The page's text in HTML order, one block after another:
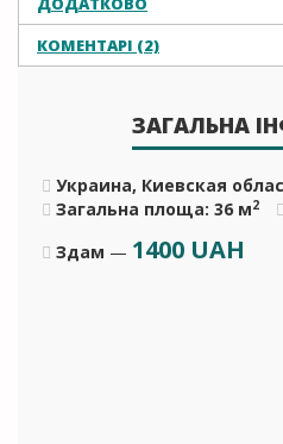
КОМЕНТАРІ (2)
ЗАГАЛЬНА
Украина, Киевская
Загальна площа: 36 м2
Здам — 1400 UAH